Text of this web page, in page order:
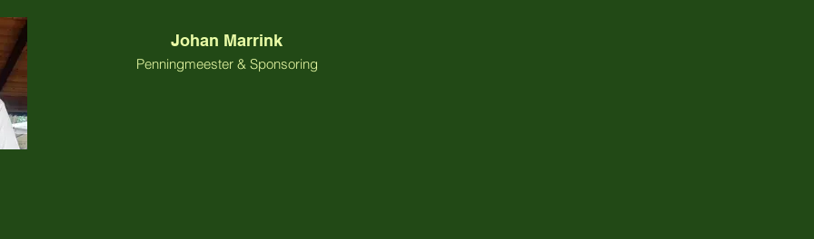
Johan Marrink
Penningmeester & Sponsoring